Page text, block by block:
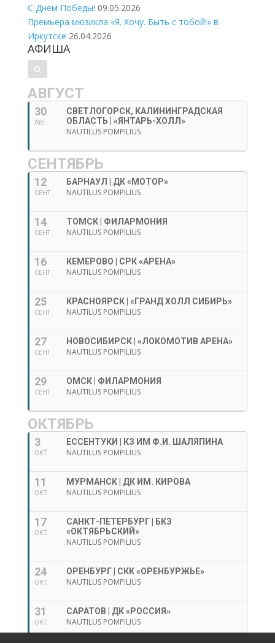
С Днём Победы! 09.05.2026
Премьера мюзикла «Я. Хочу. Быть с тобой!» в
Иркутске 26.04.2026
АФИША
АВГУСТ
30
АВГ.
СВЕТЛОГОРСК, КАЛИНИНГРАДСКАЯ
ОБЛАСТЬ | «ЯНТАРЬ-ХОЛЛ»
NAUTILUS POMPILIUS
СЕНТЯБРЬ
12
СЕНТ.
БАРНАУЛ | ДК «МОТОР»
NAUTILUS POMPILIUS
14
СЕНТ.
ТОМСК | ФИЛАРМОНИЯ
NAUTILUS POMPILIUS
16
СЕНТ.
КЕМЕРОВО | СРК «АРЕНА»
NAUTILUS POMPILIUS
25
СЕНТ.
КРАСНОЯРСК | «ГРАНД ХОЛЛ СИБИРЬ»
NAUTILUS POMPILIUS
27
СЕНТ.
НОВОСИБИРСК | «ЛОКОМОТИВ АРЕНА»
NAUTILUS POMPILIUS
29
СЕНТ.
ОМСК | ФИЛАРМОНИЯ
NAUTILUS POMPILIUS
ОКТЯБРЬ
3
ОКТ.
ЕССЕНТУКИ | КЗ ИМ Ф.И. ШАЛЯПИНА
NAUTILUS POMPILIUS
11
ОКТ.
МУРМАНСК | ДК ИМ. КИРОВА
NAUTILUS POMPILIUS
17
ОКТ.
САНКТ-ПЕТЕРБУРГ | БКЗ
«ОКТЯБРЬСКИЙ»
NAUTILUS POMPILIUS
24
ОКТ.
ОРЕНБУРГ | СКК «ОРЕНБУРЖЬЕ»
NAUTILUS POMPILIUS
31
ОКТ.
САРАТОВ | ДК «РОССИЯ»
NAUTILUS POMPILIUS